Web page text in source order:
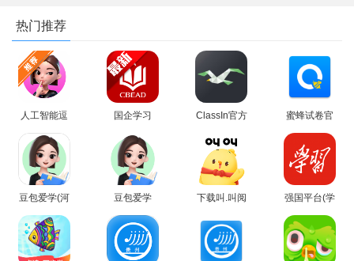
3、然后点击下方出现的拍照按钮，并选择想要分享的对象即
热门推荐
人工智能逗
鲍app下载
安装最新版
国企学习
机版
ClassIn官方
新版
蜜蜂试卷官
方正版2026
最新版
豆包爱学(河
马爱学)app
官方正版手
机版
豆包爱学
app下载官
方最新版
下载叫.叫阅
版免费安装
强国平台(学
习强国)app
手机最新版
2026